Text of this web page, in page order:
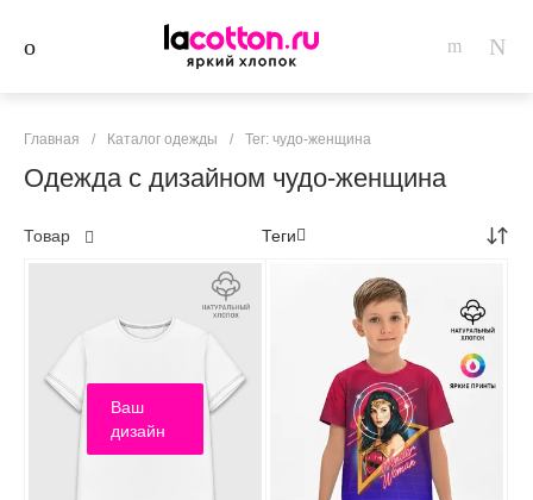
Главная / Каталог одежды / Тег: чудо-женщина
Одежда с дизайном чудо-женщина
Товар Теги
Ваш
дизайн